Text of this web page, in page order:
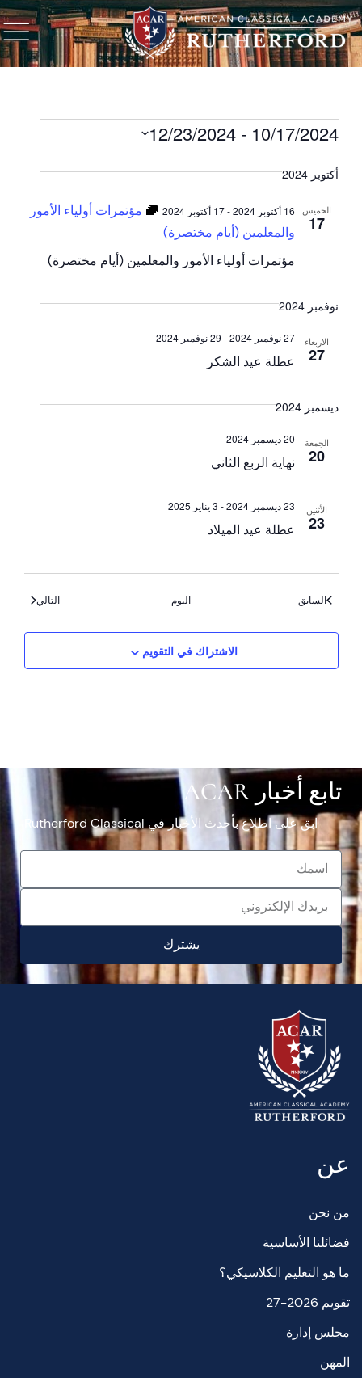
10/17/2024
-
12/23/2024
التاريخ.
أكتوبر 2024
الخميس
17
مؤتمرات أولياء الأمور والمعلمين (أيام مختصرة)
16 أكتوبر 2024 -17 أكتوبر 2024
مؤتمرات أولياء الأمور
والمعلمين (أيام مختصرة)
نوفمبر 2024
الاربعاء
27 عطلة عيد الشكر
27 نوفمبر 2024 - 29 نوفمبر 2024
ديسمبر 2024
الجمعة
20 نهاية الربع الثاني
20 ديسمبر 2024
الأثنين
23 عطلة عيد الميلاد
23 ديسمبر 2024 - 3 يناير 2025
السابق اليوم التاليالأحداث
الاشتراك في التقويم
تابع أخبار ACAR
ابق على اطلاع بأحدث الأخبار في Rutherford Classical.
يشترك
عن
من نحن
فضائلنا الأساسية
ما هو التعليم الكلاسيكي؟
تقويم 2026-27
مجلس إدارة
المهن